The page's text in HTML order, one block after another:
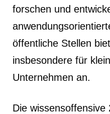
forschen und
öffentliche Stellen
insbesondere für
Unternehmen an.
Die wissensoffensive